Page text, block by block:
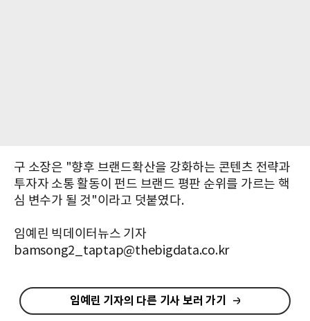
구 소장은 "향후 브랜드확산을 강화하는 콘텐츠 전략과
투자자 소통 활동이 펀드 브랜드 평판 순위를 가르는 핵
심 변수가 될 것"이라고 덧붙였다.
임예린 빅데이터뉴스 기자
bamsong2_taptap@thebigdata.co.kr
임예린 기자의 다른 기사 보러 가기